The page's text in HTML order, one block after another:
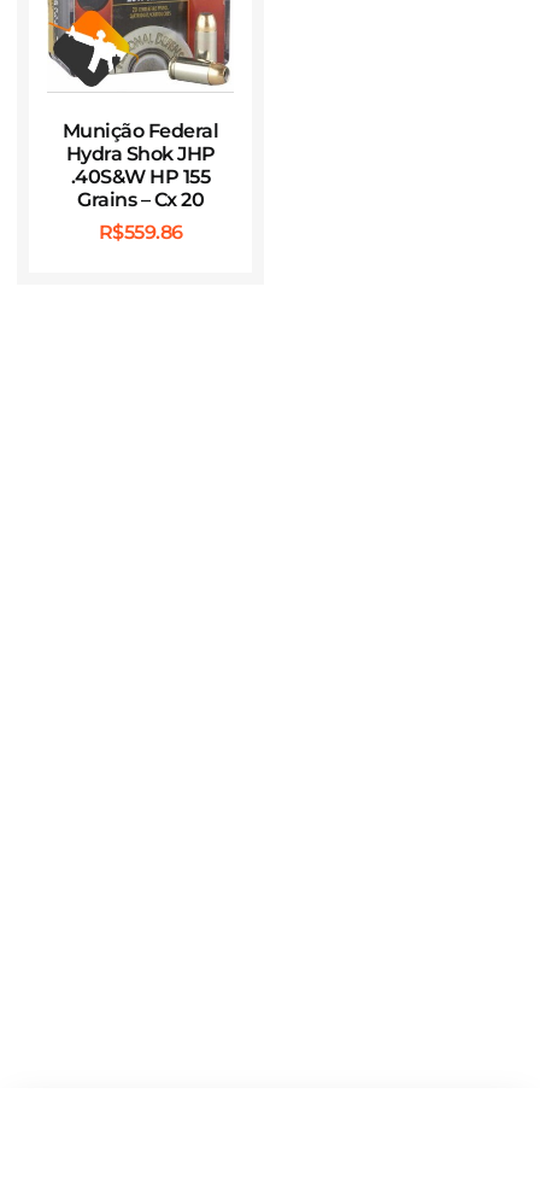
Munição Federal
Hydra Shok JHP
.40S&W HP 155
Grains – Cx 20
R$559.86